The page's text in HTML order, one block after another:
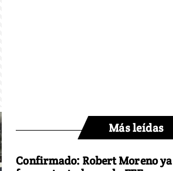
Más leídas
Confirmado: Robert Moreno ya